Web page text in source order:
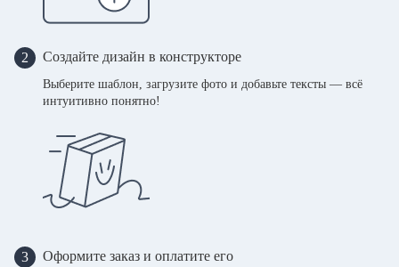
2 Создайте дизайн в конструкторе
Выберите шаблон, загрузите фото и добавьте тексты — всё
интуитивно понятно!
3 Оформите заказ и оплатите его